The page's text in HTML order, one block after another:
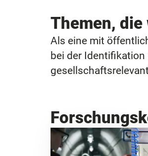
Themen, die
Als eine mit
bei der